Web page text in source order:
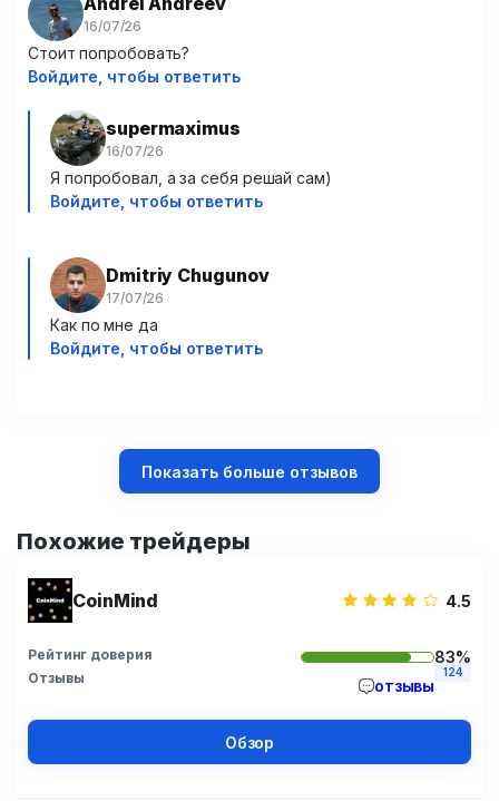
Стоит попробовать?
Войдите, чтобы ответить
supermaximus
Я попробовал, а за себя решай сам)
Войдите, чтобы ответить
Dmitriy Chugunov
Как по мне да
Войдите, чтобы ответить
Показать больше отзывов
Похожие трейдеры
CoinMind 4.5
Рейтинг доверия 83%
Отзывы отзывы
124
Обзор